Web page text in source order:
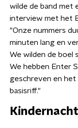
wilde de band met
interview met het
"Onze nummers
minuten lang en
We wilden de boel
We hebben Enter
geschreven en het
basisriff."